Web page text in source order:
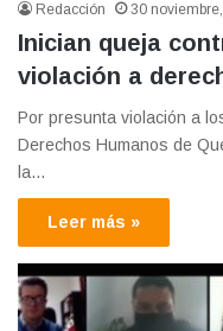
Redacción 30
Inician queja
violación a
Por presunta violación a
Derechos Humanos de
la…
Leer más »